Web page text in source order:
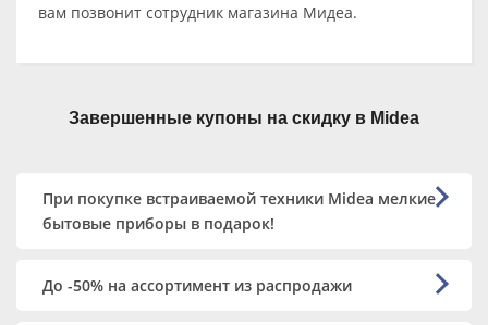
вам позвонит сотрудник магазина Мидеа.
Завершенные купоны на скидку в Midea
При покупке встраиваемой техники Midea мелкие
бытовые приборы в подарок!
До -50% на ассортимент из распродажи